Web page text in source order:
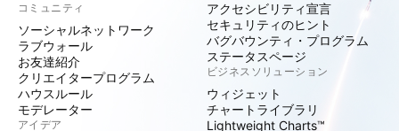
コミュニティ
ソーシャルネットワーク
ラブウォール
お友達紹介
クリエイタープログラム
ハウスルール
モデレーター
アイデア
アクセシビリティ宣言
セキュリティのヒント
バグバウンティ・プログラム
ステータスページ
ビジネスソリューション
ウィジェット
チャートライブラリ
Lightweight Charts™